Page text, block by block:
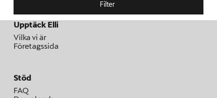
Filter
Upptäck Elli
Vilka vi är
Företagssida
Stöd
FAQ